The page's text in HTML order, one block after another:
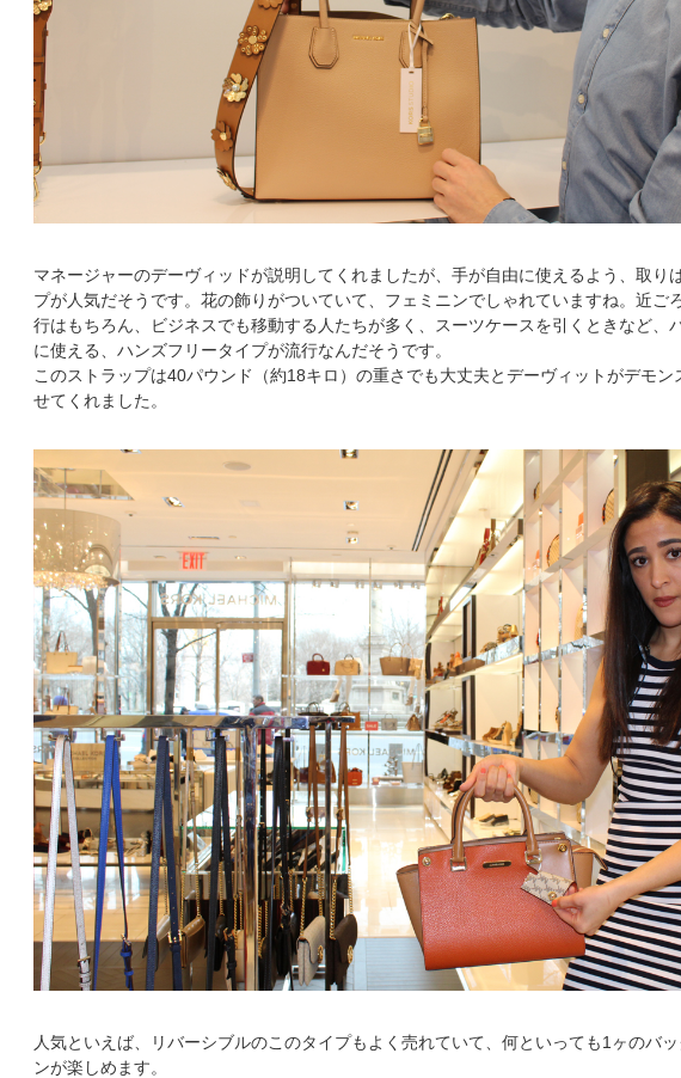
マネージャーのデーヴィッドが説明してくれましたが、手が自由に使えるよう、取り
プが人気だそうです。花の飾りがついていて、フェミニンでしゃれていますね。近ご
行はもちろん、ビジネスでも移動する人たちが多く、スーツケースを引くときなど、
に使える、ハンズフリータイプが流行なんだそうです。
このストラップは40パウンド（約18キロ）の重さでも大丈夫とデーヴィットがデモン
せてくれました。
人気といえば、リバーシブルのこのタイプもよく売れていて、何といっても1ヶのバ
ンが楽しめます。